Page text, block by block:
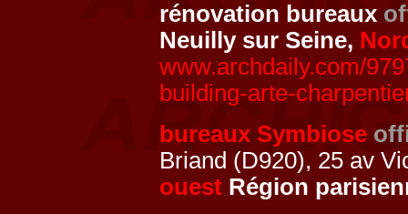
rénovation bureaux
Neuilly sur Seine,
www.archdaily.com/
building-arte-
bureaux Symbiose
Briand (D920), 25 av
ouest Région